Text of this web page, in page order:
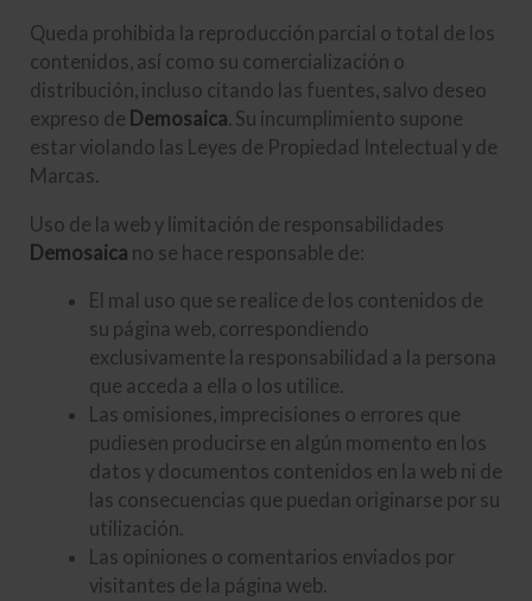
Queda prohibida la reproducción parcial o total de los
contenidos, así como su comercialización o
distribución, incluso citando las fuentes, salvo deseo
expreso de Demosaica. Su incumplimiento supone
estar violando las Leyes de Propiedad Intelectual y de
Marcas.
Uso de la web y limitación de responsabilidades
Demosaica no se hace responsable de:
El mal uso que se realice de los contenidos de
su página web, correspondiendo
exclusivamente la responsabilidad a la persona
que acceda a ella o los utilice.
Las omisiones, imprecisiones o errores que
pudiesen producirse en algún momento en los
datos y documentos contenidos en la web ni de
las consecuencias que puedan originarse por su
utilización.
Las opiniones o comentarios enviados por
visitantes de la página web.